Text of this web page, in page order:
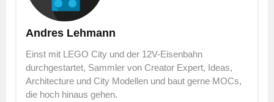
Andres Lehmann
Einst mit LEGO City und der 12V-Eisenbahn
durchgestartet, Sammler von Creator Expert, Ideas,
Architecture und City Modellen und baut gerne MOCs,
die hoch hinaus gehen.